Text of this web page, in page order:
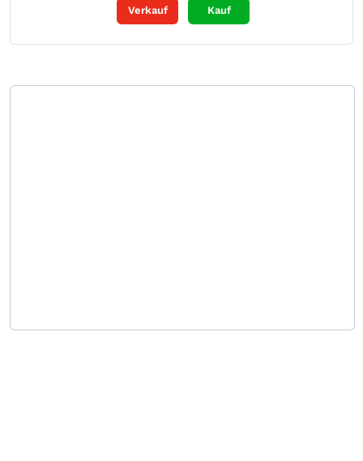
Verkauf Kauf